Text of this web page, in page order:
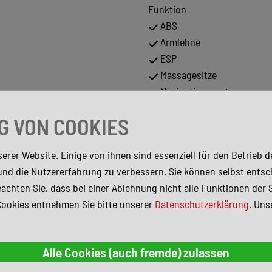
Systeme, 360°-Kamera
Funktion
ABS
Armlehne
ESP
Massagesitze
Navigationssystem
Sitzheizung
Android Auto
Partikelfilter
Regensensor
VON COOKIES
Website. Einige von ihnen sind essenziell für den Betrieb
die Nutzererfahrung zu verbessern. Sie können selbst
Sie, dass bei einer Ablehnung nicht alle Funktionen der
entnehmen Sie bitte unserer Datenschutzerklärung.